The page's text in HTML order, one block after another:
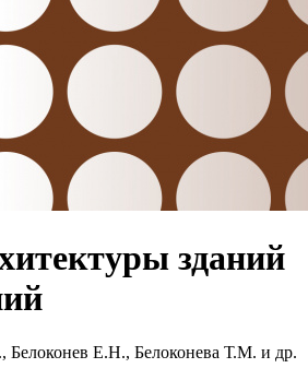
зданий
Белоконев Е.Н., Белоконева Т.М. и др.